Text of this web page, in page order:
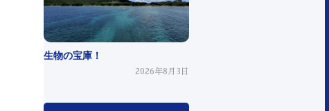
生物の宝庫！
2026年8月3日